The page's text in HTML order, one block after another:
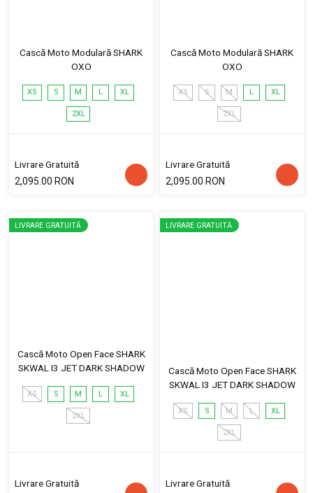
Cască Moto Modulară SHARK
OXO
XS S M L XL
2XL
Livrare Gratuită
2,095.00 RON
Cască Moto Modulară SHARK
OXO
XS S M L XL
2XL
Livrare Gratuită
2,095.00 RON
LIVRARE GRATUITĂ
Cască Moto Open Face SHARK
SKWAL I3 JET DARK SHADOW
XS S M L XL
2XL
Livrare Gratuită
LIVRARE GRATUITĂ
Cască Moto Open Face SHARK
SKWAL I3 JET DARK SHADOW
XS S M L XL
2XL
Livrare Gratuită